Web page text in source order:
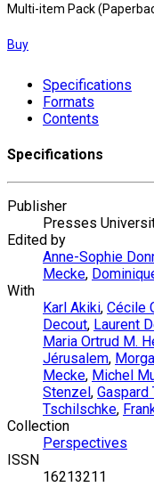
Multi-item Pack
Buy
Specifications
Formats
Contents
Specifications
Publisher
Presses
Edited by
Anne-Sophie
Mecke,
With
Karl Akiki, Cécile
Decout, Laurent
Maria Ortrud M.
Jérusalem,
Mecke, Michel
Stenzel , Gaspard
Tschilschke,
Collection
Perspectives
ISSN
16213211